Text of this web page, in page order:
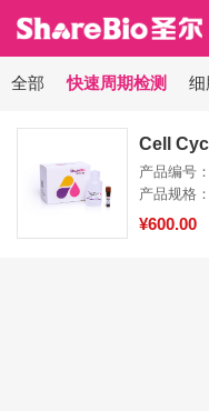
全部 快速周期检测 细
产品编号
产品规格
¥600.00